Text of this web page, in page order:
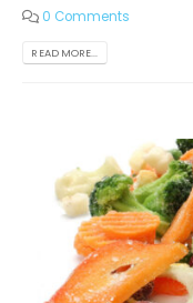
0 Comments
READ MORE...